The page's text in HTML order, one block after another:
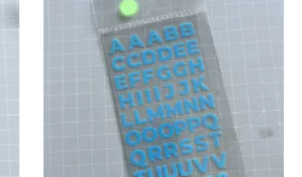
tem
várias
variantes.
As
opções
podem
ser